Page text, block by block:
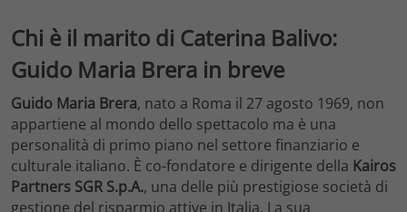
Chi è il marito di Caterina Balivo:
Guido Maria Brera in breve
Guido Maria Brera, nato a Roma il 27 agosto 1969, non
appartiene al mondo dello spettacolo ma è una
personalità di primo piano nel settore finanziario e
culturale italiano. È co-fondatore e dirigente della Kairos
Partners SGR S.p.A., una delle più prestigiose società di
gestione del risparmio attive in Italia. La sua